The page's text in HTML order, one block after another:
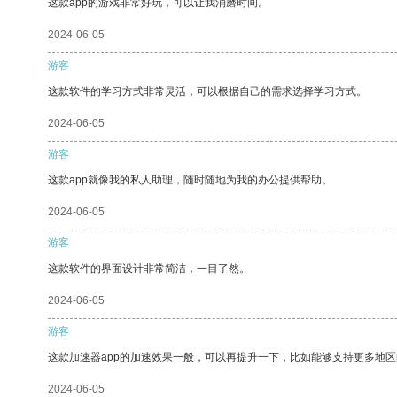
这款app的游戏非常好玩，可以让我消磨时间。
2024-06-05
游客
这款软件的学习方式非常灵活，可以根据自己的需求选择学习方式。
2024-06-05
游客
这款app就像我的私人助理，随时随地为我的办公提供帮助。
2024-06-05
游客
这款软件的界面设计非常简洁，一目了然。
2024-06-05
游客
这款加速器app的加速效果一般，可以再提升一下，比如能够支持更多地区
2024-06-05